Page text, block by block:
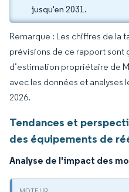
jusqu'en 2031.
Remarque : Les chiffres de la
prévisions de ce rapport sont
d’estimation propriétaire de
avec les données et analyses
2026.
Tendances et
des équipements de
Analyse de l'impact des